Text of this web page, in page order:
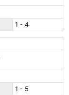
1 - 4
1 - 5